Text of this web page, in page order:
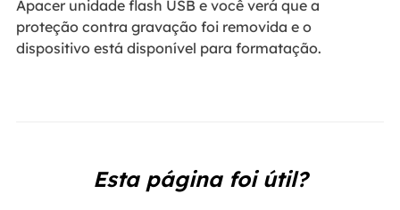
Apacer unidade flash USB e você verá que a
proteção contra gravação foi removida e o
dispositivo está disponível para formatação.
Esta página foi útil?